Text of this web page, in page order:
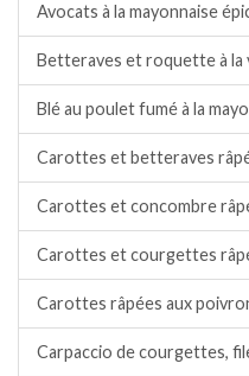
Avocats à la mayonnaise
Betteraves et roquette à la
Blé au poulet fumé à la
Carottes et betteraves
Carottes et concombre
Carottes et courgettes
Carottes râpées aux
Carpaccio de courgettes,